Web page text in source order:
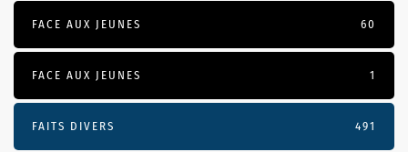
FACE AUX JEUNES 60
FACE AUX JEUNES 1
FAITS DIVERS 491